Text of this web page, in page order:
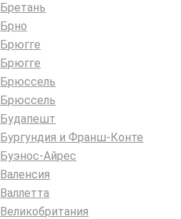
Бретань
Брно
Брюгге
Брюгге
Брюссель
Брюссель
Будапешт
Бургундия и Франш-Конте
Буэнос-Айрес
Валенсия
Валлетта
Великобритания